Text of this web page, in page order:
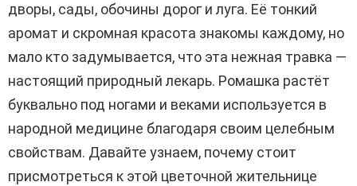
дворы, сады, обочины дорог и луга. Её тонкий
аромат и скромная красота знакомы каждому, но
мало кто задумывается, что эта нежная травка —
настоящий природный лекарь. Ромашка растёт
буквально под ногами и веками используется в
народной медицине благодаря своим целебным
свойствам. Давайте узнаем, почему стоит
присмотреться к этой цветочной жительнице